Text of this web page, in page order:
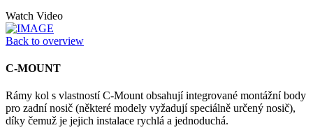
Watch Video
Back to overview
C-MOUNT
Rámy kol s vlastností C-Mount obsahují integrované montážní body
pro zadní nosič (některé modely vyžadují speciálně určený nosič),
díky čemuž je jejich instalace rychlá a jednoduchá.